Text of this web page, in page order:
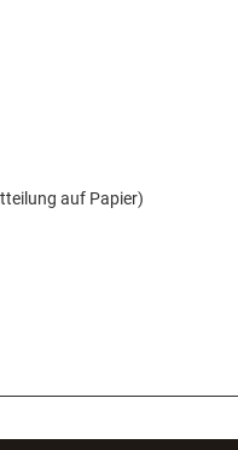
auf Papier)